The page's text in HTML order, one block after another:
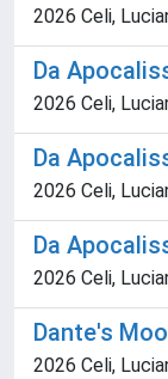
2026 Celi,
Da
2026 Celi,
Da
2026 Celi,
Da
2026 Celi,
Dante's
2026 Celi,